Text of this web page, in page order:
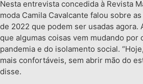
Nesta entrevista concedida à Revista
moda Camila Cavalcante falou sobre
de 2022 que podem ser usadas agora.
que algumas coisas vem mudando por
pandemia e do isolamento social.
mais confortáveis, sem abrir mão do
disse.